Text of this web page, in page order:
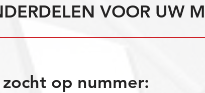
VOOR UW
zocht op nummer: